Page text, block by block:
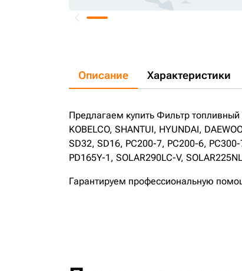
Описание Характеристики
Предлагаем купить Фильтр топливный
KOBELCO, SHANTUI, HYUNDAI,
SD32, SD16, PC200-7, PC200-6,
PD165Y-1, SOLAR290LC-V,
Гарантируем профессиональную